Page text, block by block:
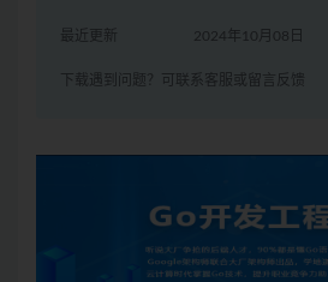
最近更新 2024年10月08日
下载遇到问题？可联系客服或留言反馈